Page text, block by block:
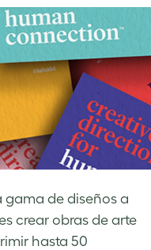
gama de diseños a
crear obras de arte
hasta 50